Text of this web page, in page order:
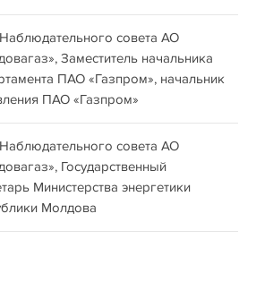
совета АО
Заместитель начальника
ПАО «Газпром», начальник
ПАО «Газпром»
совета АО
Государственный
Министерства энергетики
Молдова